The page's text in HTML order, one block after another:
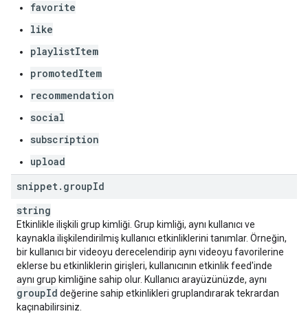
favorite
like
playlistItem
promotedItem
recommendation
social
subscription
upload
snippet. groupId
string
Etkinlikle ilişkili grup kimliği. Grup kimliği, aynı kullanıcı ve
kaynakla ilişkilendirilmiş kullanıcı etkinliklerini tanımlar. Örneğin,
bir kullanıcı bir videoyu derecelendirip aynı videoyu favorilerine
eklerse bu etkinliklerin girişleri, kullanıcının etkinlik feed'inde
aynı grup kimliğine sahip olur. Kullanıcı arayüzünüzde, aynı
groupId değerine sahip etkinlikleri gruplandırarak tekrardan
kaçınabilirsiniz.